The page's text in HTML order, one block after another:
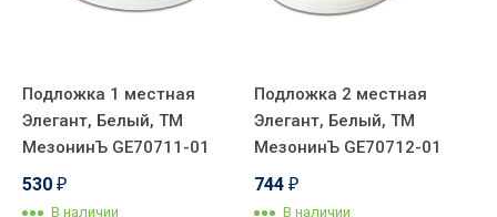
Подложка 1 местная
Элегант, Белый, ТМ
МезонинЪ GE70711-01
530 ₽
В наличии
Подложка 2 местная
Элегант, Белый, ТМ
МезонинЪ GE70712-01
744 ₽
В наличии